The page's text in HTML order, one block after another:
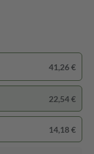
41,26 €
22,54 €
14,18 €